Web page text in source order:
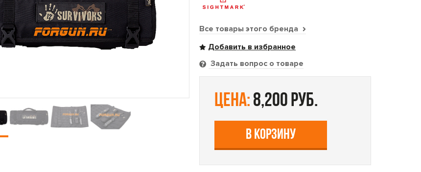
Все товары этого бренда
Задать вопрос о товаре
цена: 8,200 руб.
В КОРЗИНУ